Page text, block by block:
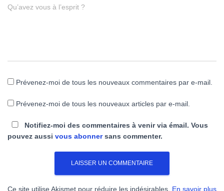
Qu’avez vous à l’esprit ?
Prévenez-moi de tous les nouveaux commentaires par e-mail.
Prévenez-moi de tous les nouveaux articles par e-mail.
Notifiez-moi des commentaires à venir via émail. Vous
pouvez aussi vous abonnersans commenter.
Ce site utilise Akismet pour réduire les indésirables. En savoir plus